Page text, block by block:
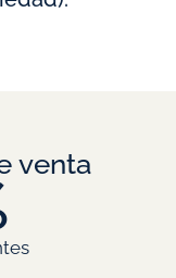
venta